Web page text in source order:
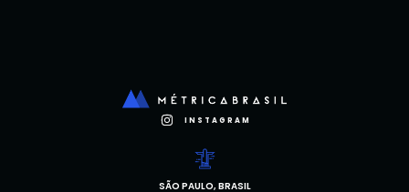
INSTAGRAM
SÃO PAULO, BRASIL